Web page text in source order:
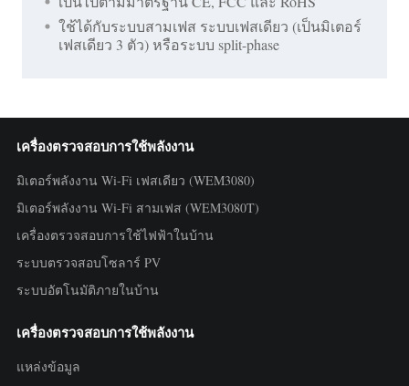
ใช้ได้กับระบบสามเฟส ระบบเฟสเดียว (เป็นมิเตอร์
เฟสเดียว 3 ตัว) หรือระบบ split-phase
เครื่องตรวจสอบการใช้พลังงาน
มิเตอร์พลังงาน Wi-Fi เฟสเดียว (WEM3080)
มิเตอร์พลังงาน Wi-Fi สามเฟส (WEM3080T)
เครื่องตรวจสอบการใช้ไฟฟ้าในบ้าน
ระบบตรวจสอบโซลาร์ PV
ระบบอัตโนมัติภายในบ้าน
เครื่องตรวจสอบการใช้พลังงาน
แหล่งข้อมูล